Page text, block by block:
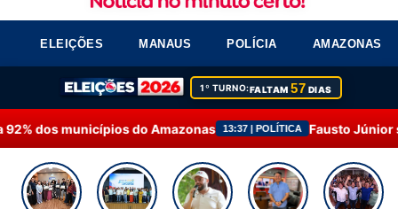
ELEIÇÕES MANAUS POLÍCIA AMAZONAS
1º TURNO:FALTAM57 DIAS
do Amazonas 13:37 | POLÍTICA Fausto Júnior solicita investigação